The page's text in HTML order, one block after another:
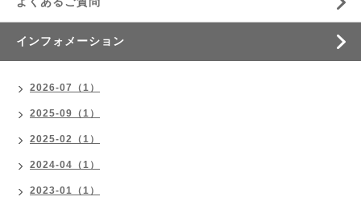
インフォメーション
2026-07（1）
2025-09（1）
2025-02（1）
2024-04（1）
2023-01（1）